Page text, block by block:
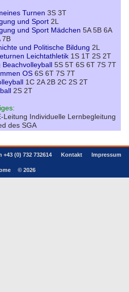
Turnen 3S 3T
und Sport 2L
und Sport Mädchen 5A 5B 6A
7B
und Politische Bildung 2L
Leichtathletik 1S 1T 2S 2T
Beachvolleyball
5S 5T 6S 6T 7S 7T
OS 6S 6T 7S 7T
1C 2A 2B 2C 2S 2T
2S 2T
Leitung Individuelle Lernbegleitung
des SGA
(0) 732 732614 Kontakt Impressum
© 2026